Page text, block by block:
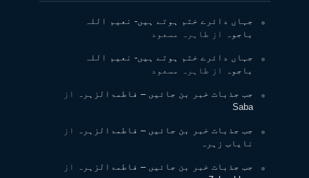
جہاں دائرے ختم ہوتے ہیں- نعیم اللہ
باجوہ
از طاہرہ مسعود
جہاں دائرے ختم ہوتے ہیں- نعیم اللہ
باجوہ
از طاہرہ مسعود
جب جذبات خبر بن جائیں – فاطمۃالزہرہ
از
Saba
جب جذبات خبر بن جائیں – فاطمۃالزہرہ
از
نایاب زہرہ
جب جذبات خبر بن جائیں – فاطمۃالزہرہ
از